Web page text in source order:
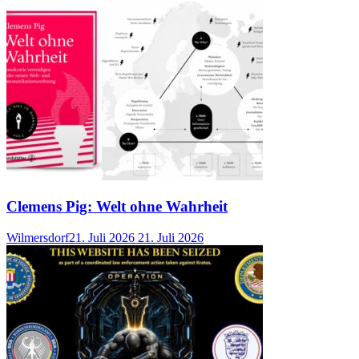
Clemens Pig: Welt ohne Wahrheit
Wilmersdorf21. Juli 2026 21. Juli 2026